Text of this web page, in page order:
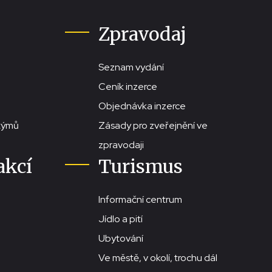
Zpravodaj
Seznam vydání
Ceník inzerce
Objednávka inzerce
Zásady pro zveřejnění ve
zpravodaji
Turismus
Informační centrum
Jídlo a pití
Ubytování
Ve městě, v okolí, trochu dál